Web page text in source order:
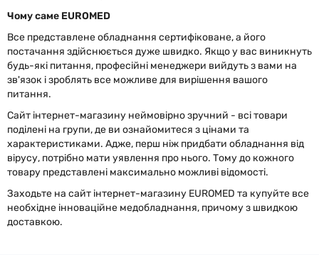
Чому саме EUROMED
Все представлене обладнання сертифіковане, а його
постачання здійснюється дуже швидко. Якщо у вас виникнуть
будь-які питання, професійні менеджери вийдуть з вами на
зв'язок і зроблять все можливе для вирішення вашого
питання.
Сайт інтернет-магазину неймовірно зручний - всі товари
поділені на групи, де ви ознайомитеся з цінами та
характеристиками. Адже, перш ніж придбати обладнання від
вірусу, потрібно мати уявлення про нього. Тому до кожного
товару представлені максимально можливі відомості.
Заходьте на сайт інтернет-магазину EUROMED та купуйте все
необхідне інноваційне медобладнання, причому з швидкою
доставкою.